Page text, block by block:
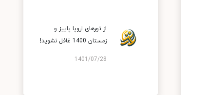
از تورهای اروپا پاییز و
زمستان 1400 غافل نشوید!
1401/07/28